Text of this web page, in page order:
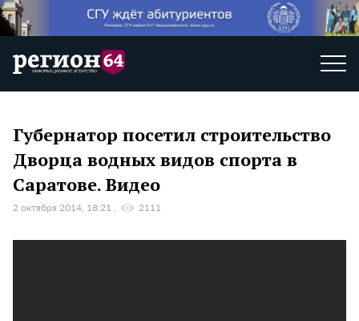
Губернатор посетил строительство
Дворца водных видов спорта в
Саратове. Видео
2 октября 2014, 18:21 2111